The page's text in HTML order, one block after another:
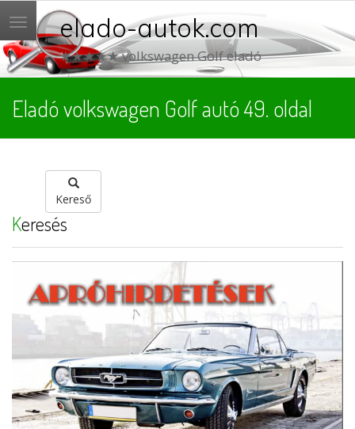
Menü elado-autok.com
★★★★★ volkswagen Golf eladó
Eladó volkswagen Golf autó 49. oldal
Kereső
Keresés